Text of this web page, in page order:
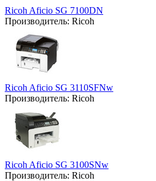
Ricoh Aficio SG 7100DN
Производитель: Ricoh
Ricoh Aficio SG 3110SFNw
Производитель: Ricoh
Ricoh Aficio SG 3100SNw
Производитель: Ricoh